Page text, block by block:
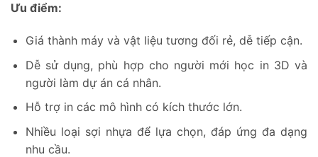
Ưu điểm:
Giá thành máy và vật liệu tương đối rẻ, dễ tiếp cận.
Dễ sử dụng, phù hợp cho người mới học in 3D và
người làm dự án cá nhân.
Hỗ trợ in các mô hình có kích thước lớn.
Nhiều loại sợi nhựa để lựa chọn, đáp ứng đa dạng
nhu cầu.